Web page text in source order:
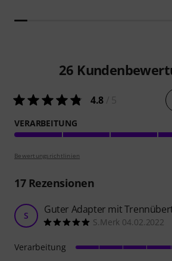
26
4.8
VERARBEITUNG
Bewertungsrichtlinien
17Rezensionen
S Guter Adapter mit
S.Merk 04.02.2022
Verarbeitung